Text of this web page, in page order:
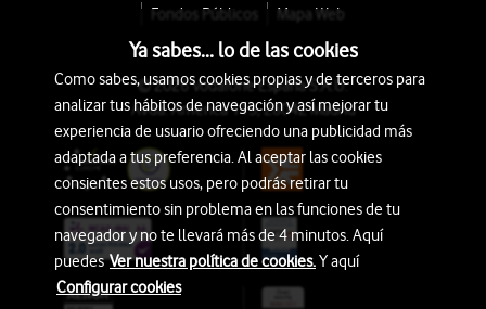
Fondos Públicos
Mapa Web
© 2026 Vodafone España S.A.U.
Avda. América 115, 28042 Madrid
Ya sabes... lo de las cookies
Como sabes, usamos cookies propias y de terceros para
analizar tus hábitos de navegación y así mejorar tu
experiencia de usuario ofreciendo una publicidad más
adaptada a tus preferencia. Al aceptar las cookies
consientes estos usos, pero podrás retirar tu
consentimiento sin problema en las funciones de tu
navegador y no te llevará más de 4 minutos. Aquí
puedesVer nuestra política de cookies.Y aquí
Configurar cookies